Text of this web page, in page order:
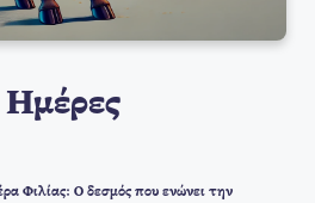
Φιλίας: Ο δεσμός που ενώνει την